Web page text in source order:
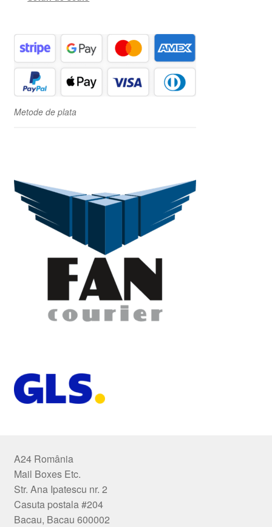
Metode de plata
A24 România
Mail Boxes Etc.
Str. Ana Ipatescu nr. 2
Casuta postala #204
Bacau, Bacau 600002